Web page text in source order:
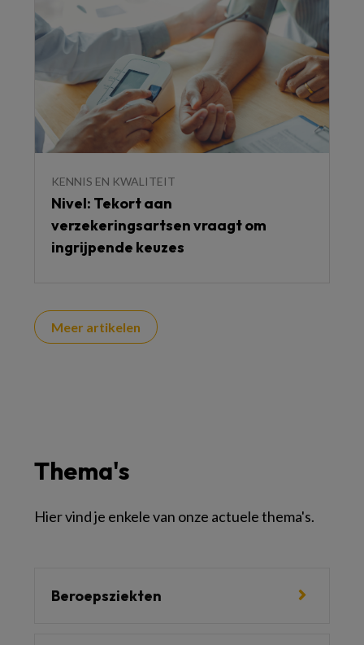
KENNIS EN KWALITEIT
Nivel: Tekort aan
verzekeringsartsen vraagt om
ingrijpende keuzes
Meer artikelen
Thema's
Hier vind je enkele van onze actuele thema's.
Beroepsziekten